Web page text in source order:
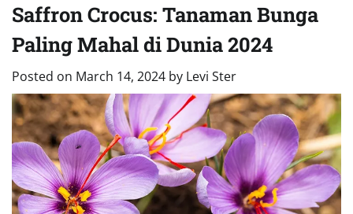
Saffron Crocus: Tanaman Bunga
Paling Mahal di Dunia 2024
Posted on March 14, 2024 by Levi Ster